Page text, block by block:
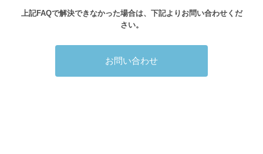
上記FAQで解決できなかった場合は、下記よりお問い合わせくだ
さい。
お問い合わせ